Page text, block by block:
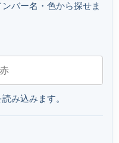
バー名・色から探せま
み込みます。